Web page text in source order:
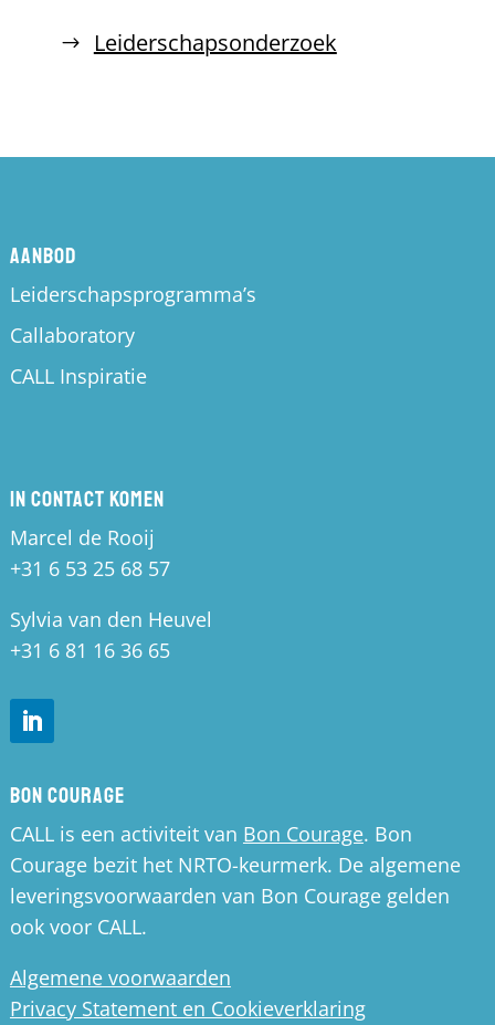
Leiderschapsonderzoek
Aanbod
Leiderschapsprogramma’s
Callaboratory
CALL Inspiratie
In contact komen
Marcel de Rooij
+31 6 53 25 68 57
Sylvia van den Heuvel
+31 6 81 16 36 65
Bon Courage
CALL is een activiteit van Bon Courage. Bon
Courage bezit het NRTO-keurmerk. De algemene
leveringsvoorwaarden van Bon Courage gelden
ook voor CALL.
Algemene voorwaarden
Privacy Statement en Cookieverklaring